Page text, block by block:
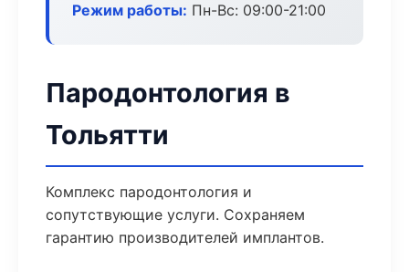
Режим работы: Пн-Вс: 09:00-21:00
Пародонтология в
Тольятти
Комплекс пародонтология и
сопутствующие услуги. Сохраняем
гарантию производителей имплантов.